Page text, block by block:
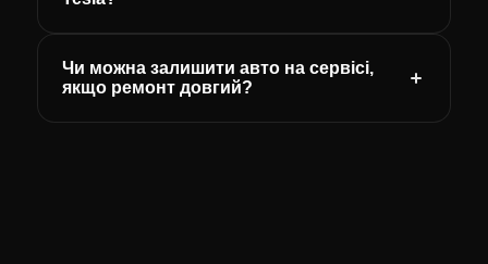
Чи можна залишити авто на сервісі,
якщо ремонт довгий?